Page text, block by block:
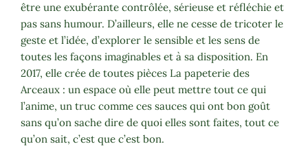
être une exubérante contrôlée, sérieuse et réfléchie et
pas sans humour. D’ailleurs, elle ne cesse de tricoter le
geste et l’idée, d’explorer le sensible et les sens de
toutes les façons imaginables et à sa disposition. En
2017, elle crée de toutes pièces La papeterie des
Arceaux : un espace où elle peut mettre tout ce qui
l’anime, un truc comme ces sauces qui ont bon goût
sans qu’on sache dire de quoi elles sont faites, tout ce
qu’on sait, c’est que c’est bon.